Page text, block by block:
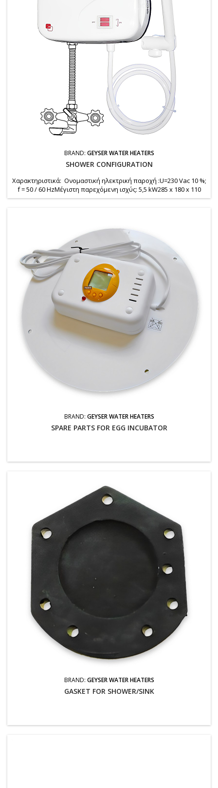
BRAND: GEYSER WATER HEATERS
SHOWER CONFIGURATION
Χαρακτηριστικά: Ονομαστική ηλεκτρική παροχή :U=230 Vac 10 %;
f = 50 / 60 HzΜέγιστη παρεχόμενη ισχύς: 5,5 kW285 x 180 x 110
mm Υγειονομική προστασία: Το κύκλωμα θέρμανσης του νερού
BRAND: GEYSER WATER HEATERS
SPARE PARTS FOR EGG INCUBATOR
BRAND: GEYSER WATER HEATERS
GASKET FOR SHOWER/SINK